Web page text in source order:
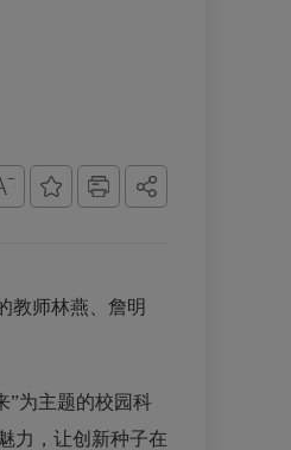
教师林燕、詹明
”为主题的校园科
力，让创新种子在